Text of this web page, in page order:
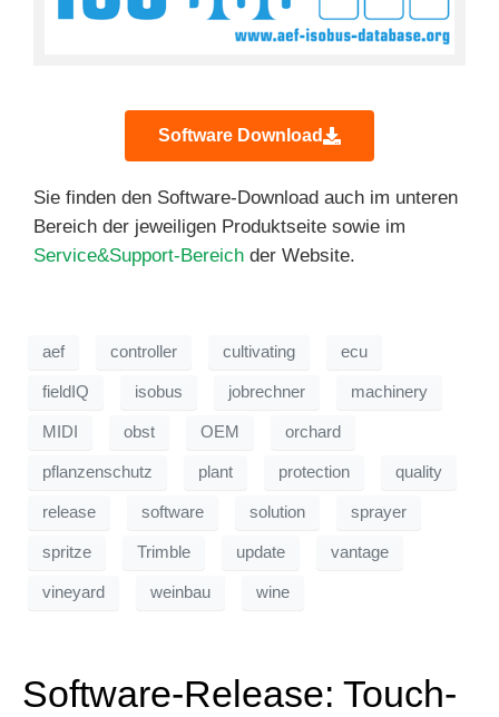
Software Download
Sie finden den Software-Download auch im unteren
Bereich der jeweiligen Produktseite sowie im
Service&Support-Bereich der Website.
aef controller cultivating ecu
fieldIQ isobus jobrechner machinery
MIDI obst OEM orchard
pflanzenschutz plant protection quality
release software solution sprayer
spritze Trimble update vantage
vineyard weinbau wine
Software-Release: Touch-